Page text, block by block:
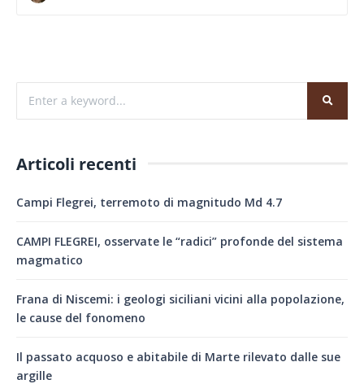
Articoli recenti
Campi Flegrei, terremoto di magnitudo Md 4.7
CAMPI FLEGREI, osservate le “radici” profonde del sistema
magmatico
Frana di Niscemi: i geologi siciliani vicini alla popolazione,
le cause del fonomeno
Il passato acquoso e abitabile di Marte rilevato dalle sue
argille